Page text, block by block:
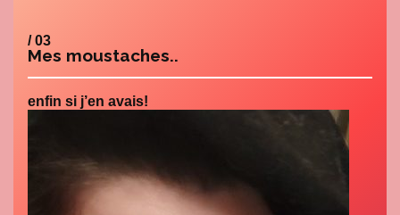
/ 03
Mes moustaches..
enfin si j’en avais!